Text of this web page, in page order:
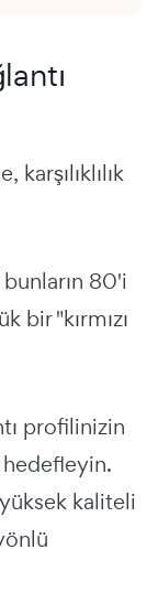
80'i
bir "kırmızı
profilinizin
yüksek kaliteli